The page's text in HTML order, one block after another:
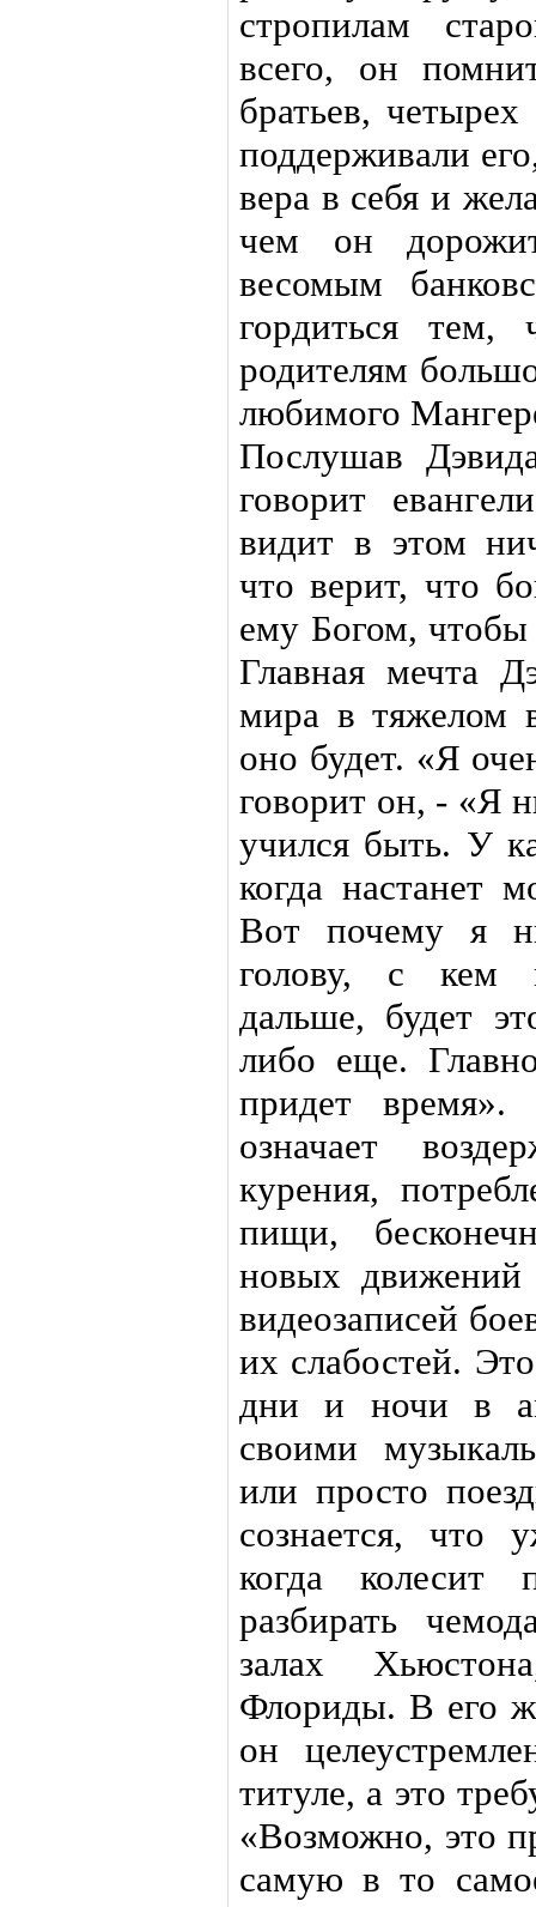
стропилам
всего, он
братьев,
поддерживали
вера в себя и
чем он
весомым
гордиться тем,
родителям
любимого
Послушав
говорит
видит в этом
что верит, что
ему Богом, чтобы
Главная мечта
мира в тяжелом
оно будет. «Я
говорит он, - «Я
учился быть. У
когда настанет
Вот почему я
голову, с кем
дальше, будет
либо еще.
придет время».
означает
курения,
пищи,
новых движений
видеозаписей
их слабостей.
дни и ночи в
своими
или просто
сознается, что
когда колесит
разбирать
залах
Флориды. В его
он
титуле, а это
«Возможно, это
самую в то